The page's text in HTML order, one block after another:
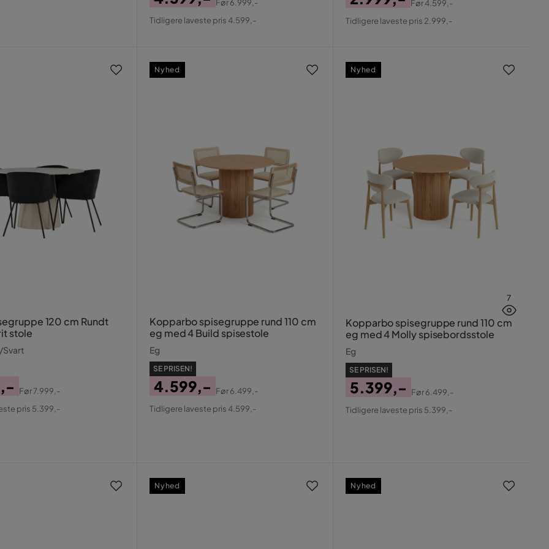
Pris
Original
Før6.999,-
Tidligere laveste pris 4.599,-
Pris
Original
Før4.599,-
Tidligere laveste pris 2.999,-
120 cm Rundt
stole
Før7.999,-
pris 5.399,-
Kopparbo spisegruppe rund 110 cm
eg med 4 Build spisestole
Eg
SE PRISEN!
Pris
4.599,-
Original
Før6.499,-
Tidligere laveste pris 4.599,-
Nyhed
7
Kopparbo spisegruppe rund 110 cm
eg med 4 Molly spisebordsstole
Eg
SE PRISEN!
Pris
5.399,-
Original
Før6.499,-
Tidligere laveste pris 5.399,-
Nyhed
Nyhed Nyhed